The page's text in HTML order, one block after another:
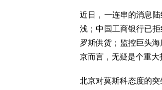
近日，一连串的消息
浅；中国工商银行已
罗斯供货；监控巨头
京而言，无疑是个重大
北京对莫斯科态度的